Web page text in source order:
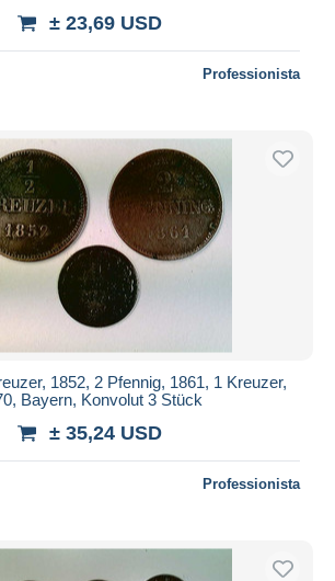
± 23,69 USD
Professionista
1852, 2 Pfennig, 1861, 1 Kreuzer,
Bayern, Konvolut 3 Stück
± 35,24 USD
Professionista